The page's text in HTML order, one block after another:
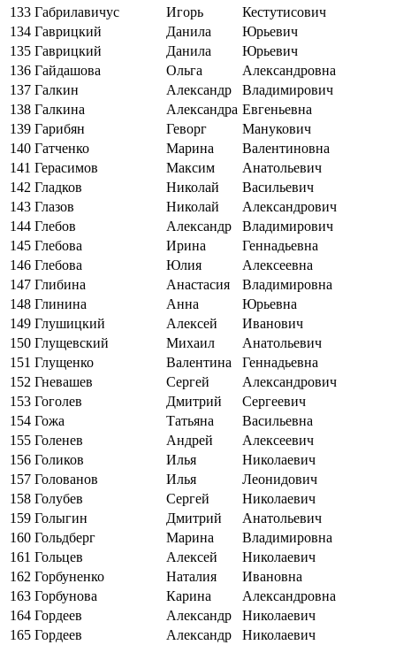
133 Габрилавичус Игорь
Кестутисович
134 Гаврицкий Данила
Юрьевич
135 Гаврицкий Данила
Юрьевич
136 Гайдашова Ольга
Александровна
137 Галкин Александр
Владимирович
138 Галкина Александра Евгеньевна
139 Гарибян Геворг
Манукович
140 Гатченко Марина
Валентиновна
141 Герасимов Максим
Анатольевич
142 Гладков Николай
Васильевич
143 Глазов Николай
Александрович
144 Глебов Александр
Владимирович
145 Глебова Ирина
Геннадьевна
146 Глебова Юлия
Алексеевна
147 Глибина Анастасия
Владимировна
148 Глинина Анна
Юрьевна
149 Глушицкий Алексей
Иванович
150 Глущевский Михаил
Анатольевич
151 Глущенко Валентина
Геннадьевна
152 Гневашев Сергей
Александрович
153 Гоголев Дмитрий
Сергеевич
154 Гожа Татьяна
Васильевна
155 Голенев Андрей
Алексеевич
156 Голиков Илья
Николаевич
157 Голованов Илья
Леонидович
158 Голубев Сергей
Николаевич
159 Голыгин Дмитрий
Анатольевич
160 Гольдберг Марина
Владимировна
161 Гольцев Алексей
Николаевич
162 Горбуненко Наталия
Ивановна
163 Горбунова Карина
Александровна
164 Гордеев Александр
Николаевич
165 Гордеев Александр
Николаевич